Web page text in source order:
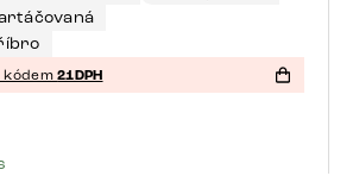
kódem21DPH